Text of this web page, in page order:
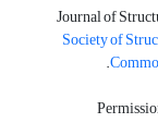
Journal of
Society of
.